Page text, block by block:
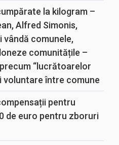
la kilogram –
Alfred Simonis,
vândă comunele,
comunitățile –
“lucrătoarelor
voluntare între comune
pentru
de euro pentru zboruri